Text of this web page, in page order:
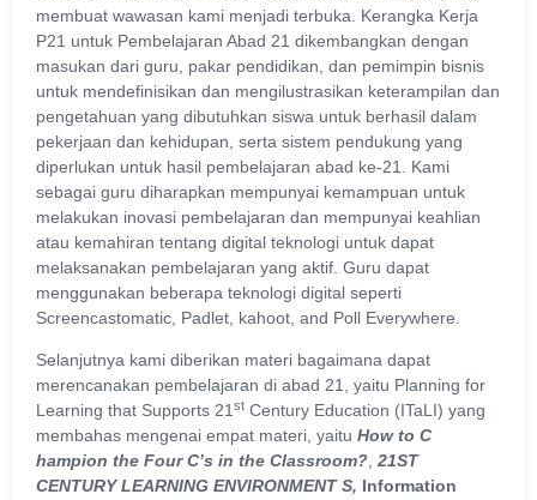
membuat wawasan kami menjadi terbuka. Kerangka Kerja
P21 untuk Pembelajaran Abad 21 dikembangkan dengan
masukan dari guru, pakar pendidikan, dan pemimpin bisnis
untuk mendefinisikan dan mengilustrasikan keterampilan dan
pengetahuan yang dibutuhkan siswa untuk berhasil dalam
pekerjaan dan kehidupan, serta sistem pendukung yang
diperlukan untuk hasil pembelajaran abad ke-21. Kami
sebagai guru diharapkan mempunyai kemampuan untuk
melakukan inovasi pembelajaran dan mempunyai keahlian
atau kemahiran tentang digital teknologi untuk dapat
melaksanakan pembelajaran yang aktif. Guru dapat
menggunakan beberapa teknologi digital seperti
Screencastomatic, Padlet, kahoot, and Poll Everywhere.
Selanjutnya kami diberikan materi bagaimana dapat
merencanakan pembelajaran di abad 21, yaitu Planning for
Learning that Supports 21st Century Education (ITaLI) yang
membahas mengenai empat materi, yaitu How to C
hampion the Four C’s in the Classroom?, 21ST
CENTURY LEARNING ENVIRONMENT S, Information